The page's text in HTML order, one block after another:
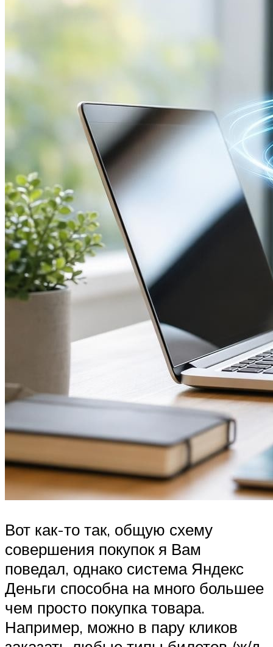
Вот как-то так, общую схему
совершения покупок я Вам
поведал, однако система Яндекс
Деньги способна на много большее
чем просто покупка товара.
Например, можно в пару кликов